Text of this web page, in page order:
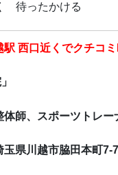
待ったかける
西口近くでクチコミ
体師、スポーツトレー
県川越市脇田本町7-